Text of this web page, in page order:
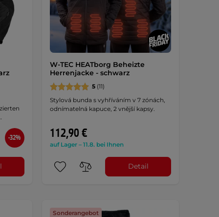
-32%
W-TEC HEATborg Beheizte
Herrenjacke - schwarz
5(11)
Stylová bunda s vyhříváním v 7 zónách,
odnímatelná kapuce, 2 vnější kapsy.
112,90 €
auf Lager – 11.8. bei Ihnen
Detail
Sonderangebot